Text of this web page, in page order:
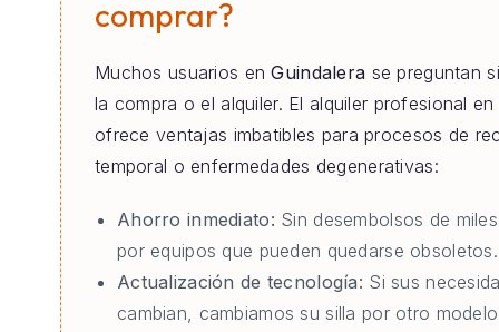
comprar?
Muchos usuarios enGuindalera se preguntan
la compra o el alquiler. El alquiler profesional en
ofrece ventajas imbatibles para procesos de
temporal o enfermedades degenerativas:
Ahorro inmediato: Sin desembolsos de
por equipos que pueden quedarse obsoletos.
Actualización de tecnología: Si sus
cambian, cambiamos su silla por otro